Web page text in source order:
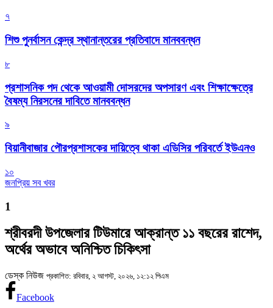
৭
শিশু পুনর্বাসন কেন্দ্র স্থানান্তরের প্রতিবাদে মানববন্ধন
৮
প্রশাসনিক পদ থেকে আওয়ামী দোসরদের অপসারণ এবং শিক্ষাক্ষেত্রে
বৈষম্য নিরসনের দাবিতে মানববন্ধন
৯
বিয়ানীবাজার পৌরপ্রশাসকের দায়িত্বে থাকা এডিসির পরিবর্তে ইউএনও
১০
জনপ্রিয় সব খবর
1
শ্রীবরদী উপজেলার টিউমারে আক্রান্ত ১১ বছরের রাশেদ,
অর্থের অভাবে অনিশ্চিত চিকিৎসা
ডেস্ক নিউজ প্রকাশিত: রবিবার, ২ আগস্ট, ২০২৬, ১২:১২ পিএম
Facebook